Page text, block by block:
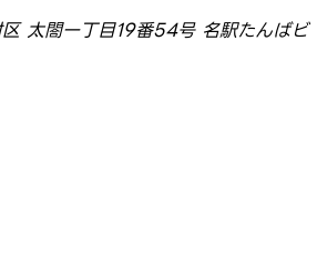
太閤一丁目19番54号 名駅たんばビ